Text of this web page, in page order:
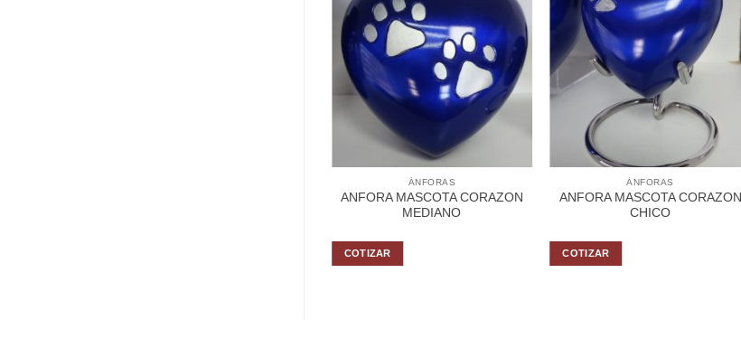
ÁNFORAS
ANFORA MASCOTA CORAZON
MEDIANO
COTIZAR
ÁNFORAS
ANFORA MASCOTA CORAZON
CHICO
COTIZAR